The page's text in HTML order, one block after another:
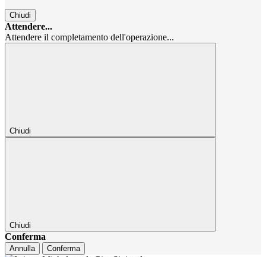
Chiudi
Attendere...
Attendere il completamento dell'operazione...
Chiudi
Chiudi
Conferma
Annulla Conferma